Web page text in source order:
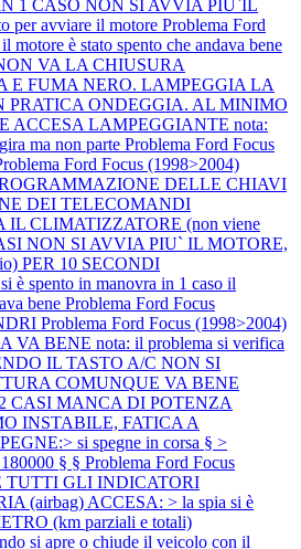
IN 1 CASO NON SI AVVIA PIU`IL
per avviare il motore Problema Ford
è stato spento che andava bene
VA LA CHIUSURA
E FUMA NERO. LAMPEGGIA LA
PRATICA ONDEGGIA. AL MINIMO
ACCESA LAMPEGGIANTE nota:
ma non parte Problema Ford Focus
Ford Focus (1998>2004)
DELLE CHIAVI
DEI TELECOMANDI
IL CLIMATIZZATORE (non viene
NON SI AVVIA PIU` IL MOTORE,
PER 10 SECONDI
spento in manovra in 1 caso il
bene Problema Ford Focus
Problema Ford Focus (1998>2004)
VA BENE nota: il problema si verifica
IL TASTO A/C NON SI
COMUNQUE VA BENE
2 CASI MANCA DI POTENZA
INSTABILE, FATICA A
si spegne in corsa § >
§ § Problema Ford Focus
TUTTI GLI INDICATORI
(airbag) ACCESA: > la spia si è
(km parziali e totali)
si apre o chiude il veicolo con il